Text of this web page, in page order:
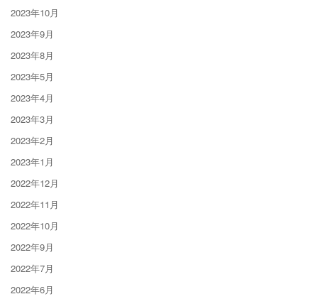
2023年10月
2023年9月
2023年8月
2023年5月
2023年4月
2023年3月
2023年2月
2023年1月
2022年12月
2022年11月
2022年10月
2022年9月
2022年7月
2022年6月